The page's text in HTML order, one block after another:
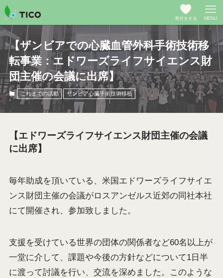
寄付をする MENU
【ザンビアでの心臓血管外科手術技術移
転事業：エドワーズライフサイエンス財
団主催の会議に出席】
これまでの活動 ザンビア心臓手術技術移植
【エドワーズライフサイエンス財団主催の会議
に出席】
毎年助成を頂いている、米国エドワーズライフサイエ
ンス財団主催の会議がロスアンゼルス近郊の同社本社
にて開催され、参加致しました。
支援を受けている世界の団体の関係者など60名以上が
一堂に介して、課題や今後の方針などについて1日半
に渡って討議を行い、交流を深めました。このような